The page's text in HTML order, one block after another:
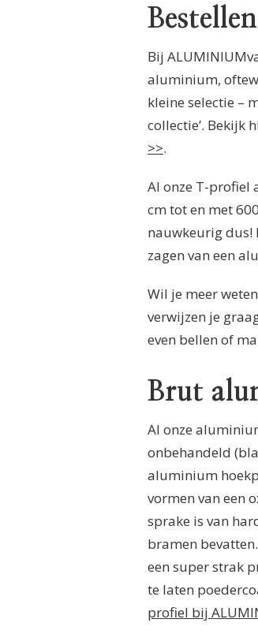
Bij
aluminium,
kleine selectie –
collectie’. Bekijk
>>.
Al onze T-profiel
cm tot en met
nauwkeurig dus!
zagen van een
Wil je meer
verwijzen je
even bellen of
Brut
Al onze
onbehandeld
aluminium
vormen van een
sprake is van
bramen
een super strak
te laten
profiel bij